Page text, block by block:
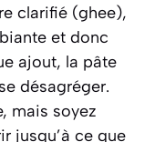
clarifié (ghee),
et donc
ajout, la pâte
désagréger.
mais soyez
jusqu’à ce que